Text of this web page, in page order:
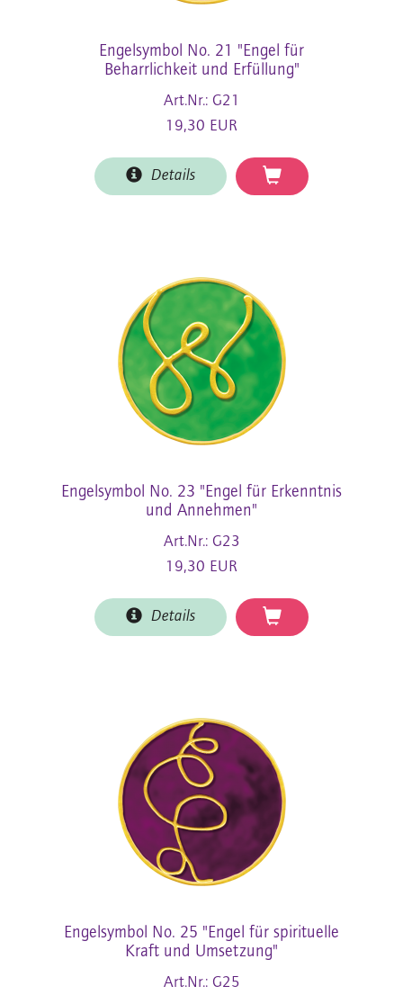
Engelsymbol No. 21 "Engel für
Beharrlichkeit und Erfüllung"
Art.Nr.: G21
19,30 EUR
Details
Engelsymbol No. 23 "Engel für Erkenntnis
und Annehmen"
Art.Nr.: G23
19,30 EUR
Details
Engelsymbol No. 25 "Engel für spirituelle
Kraft und Umsetzung"
Art.Nr.: G25